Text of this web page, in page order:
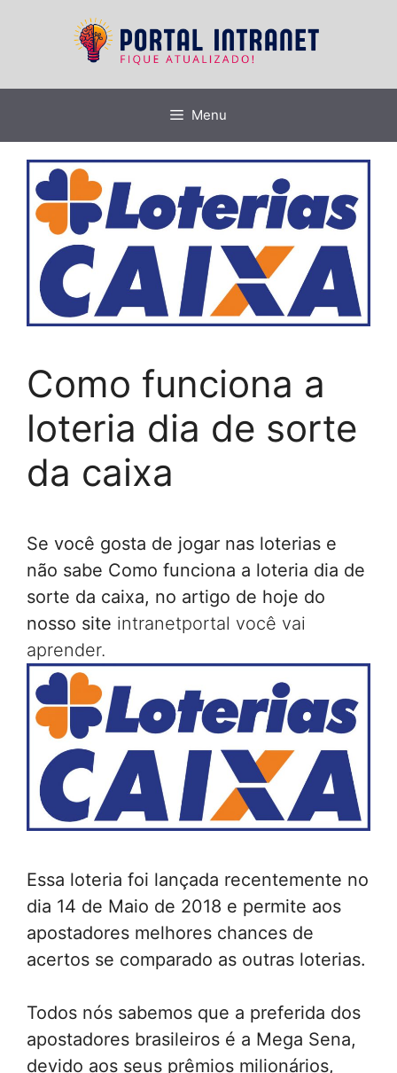
conteúdo
Menu
Como funciona a
loteria dia de sorte
da caixa
Se você gosta de jogar nas loterias e
não sabe Como funciona a loteria dia de
sorte da caixa, no artigo de hoje do
nosso site intranetportal você vai
aprender.
Essa loteria foi lançada recentemente no
dia 14 de Maio de 2018 e permite aos
apostadores melhores chances de
acertos se comparado as outras loterias.
Todos nós sabemos que a preferida dos
apostadores brasileiros é a Mega Sena,
devido aos seus prêmios milionários,